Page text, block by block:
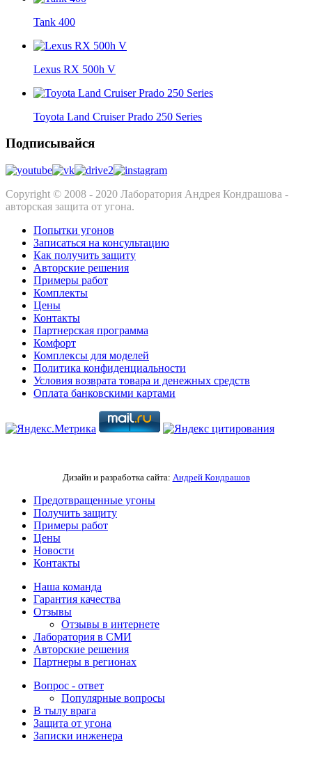
Tank 400
Lexus RX 500h V
Toyota Land Cruiser Prado 250 Series
Подписывайся
Copyright © 2008 - 2020 Лаборатория Андрея Кондрашова -
авторская защита от угона.
Попытки угонов
Записаться на консультацию
Как получить защиту
Авторские решения
Примеры работ
Комплекты
Цены
Контакты
Партнерская программа
Комфорт
Комплексы для моделей
Политика конфиденциальности
Условия возврата товара и денежных средств
Оплата банковскими картами
Дизайн и разработка сайта: Андрей Кондрашов
Предотвращенные угоны
Получить защиту
Примеры работ
Цены
Новости
Контакты
Наша команда
Гарантия качества
Отзывы
Отзывы в интернете
Лаборатория в СМИ
Авторские решения
Партнеры в регионах
Вопрос - ответ
Популярные вопросы
В тылу врага
Защита от угона
Записки инженера